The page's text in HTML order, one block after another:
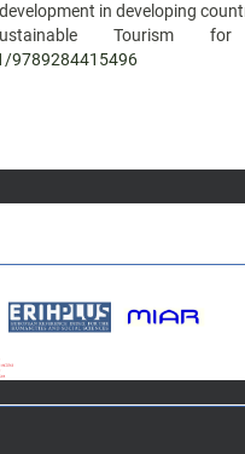
in developing
Tourism for
9789284415496